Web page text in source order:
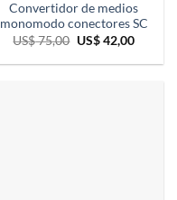
Convertidor de medios
monomodo conectores SC
US$75,00 El
original
US$42,00El
actual